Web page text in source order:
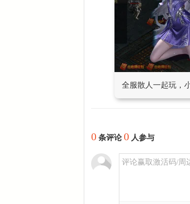
全服散人一起玩，
0 条评论0 人参与
评论赢取激活码/周